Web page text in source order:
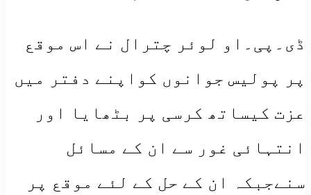
ڈی۔پی۔او لوئر چترال نے اس موقع
پر پولیس جوانوں کواپنے دفتر میں
عزت کیساتھ کرسی پر بٹھایا اور
انتہائی غور سے ان کے مسائل
سنےجبکہ ان کے حل کے لئے موقع پر